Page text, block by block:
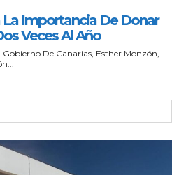
Importancia De Donar
Veces Al Año
Gobierno De Canarias, Esther Monzón,